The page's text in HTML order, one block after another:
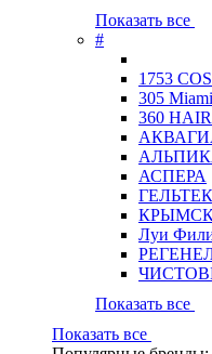
Показать все
#
1753
305
360
АСПЕРА
ГЕЛЬТЕК
Луи
Показать все
Показать все